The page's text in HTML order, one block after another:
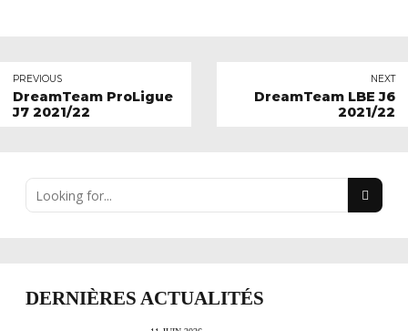
PREVIOUS
DreamTeam ProLigue
J7 2021/22
NEXT
DreamTeam LBE J6
2021/22
DERNIÈRES ACTUALITÉS